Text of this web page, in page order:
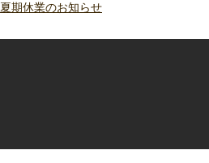
夏期休業のお知らせ